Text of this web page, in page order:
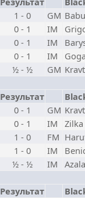
1 - 0 GM
0 - 1 IM
0 - 1 IM
0 - 1 IM
½ - ½ GM
Результат
0 - 1 GM
0 - 1 IM
1 - 0 FM
1 - 0 IM
½ - ½ IM
Результат